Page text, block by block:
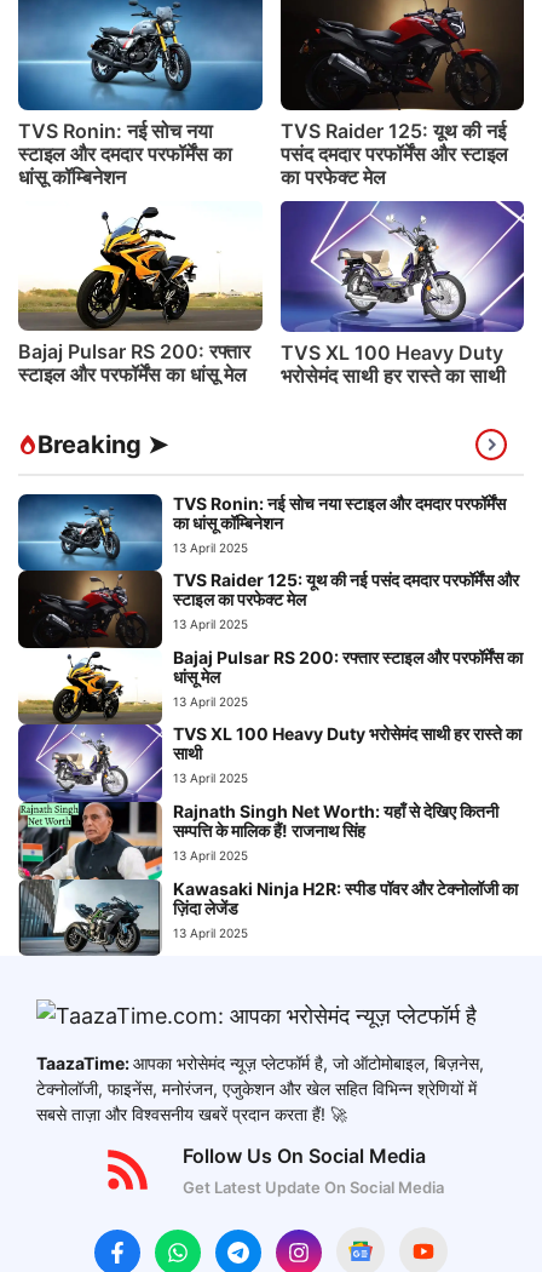
TVS Ronin: नई सोच नया
स्टाइल और दमदार परफॉर्मेंस का
धांसू कॉम्बिनेशन
TVS Raider 125: यूथ की नई
पसंद दमदार परफॉर्मेंस और स्टाइल
का परफेक्ट मेल
Bajaj Pulsar RS 200: रफ्तार
स्टाइल और परफॉर्मेंस का धांसू मेल
TVS XL 100 Heavy Duty
भरोसेमंद साथी हर रास्ते का साथी
Breaking ➤
TVS Ronin: नई सोच नया स्टाइल और दमदार परफॉर्मेंस
का धांसू कॉम्बिनेशन
13 April 2025
TVS Raider 125: यूथ की नई पसंद दमदार परफॉर्मेंस और
स्टाइल का परफेक्ट मेल
13 April 2025
Bajaj Pulsar RS 200: रफ्तार स्टाइल और परफॉर्मेंस का
धांसू मेल
13 April 2025
TVS XL 100 Heavy Duty भरोसेमंद साथी हर रास्ते का
साथी
13 April 2025
Rajnath Singh Net Worth: यहाँ से देखिए कितनी
सम्पत्ति के मालिक हैं! राजनाथ सिंह
13 April 2025
Kawasaki Ninja H2R: स्पीड पॉवर और टेक्नोलॉजी का
ज़िंदा लेजेंड
13 April 2025
TaazaTime:आपका भरोसेमंद न्यूज़ प्लेटफॉर्म है, जो ऑटोमोबाइल, बिज़नेस,
टेक्नोलॉजी, फाइनेंस, मनोरंजन, एजुकेशन और खेल सहित विभिन्न श्रेणियों में
सबसे ताज़ा और विश्वसनीय खबरें प्रदान करता हैं! 🚀
Follow Us On Social Media
Get Latest Update On Social Media